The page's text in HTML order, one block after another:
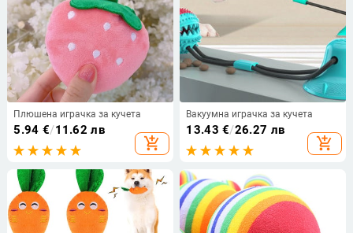
Плюшена играчка за кучета
5.94 €/11.62 лв
add_shopping_cart
Вакуумна играчка за кучета
13.43 €/26.27 лв
add_shopping_cart